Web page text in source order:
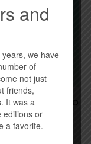
– ВСЕ КРАСИВО
(2015)
грн.
and
we have
of
not just
friends,
It was a
editions or
a favorite.